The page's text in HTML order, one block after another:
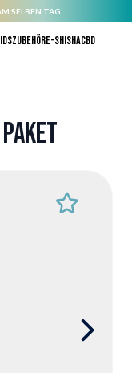
SELBEN TAG.
ZubehörE-ShishaCBD